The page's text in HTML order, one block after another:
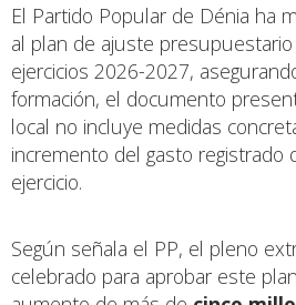
El Partido Popular de Dénia ha
al plan de ajuste
ejercicios 2026-2027,
formación, el documento
local no incluye medidas
incremento del gasto registrado
ejercicio.
Según señala el PP, el pleno
celebrado para aprobar este